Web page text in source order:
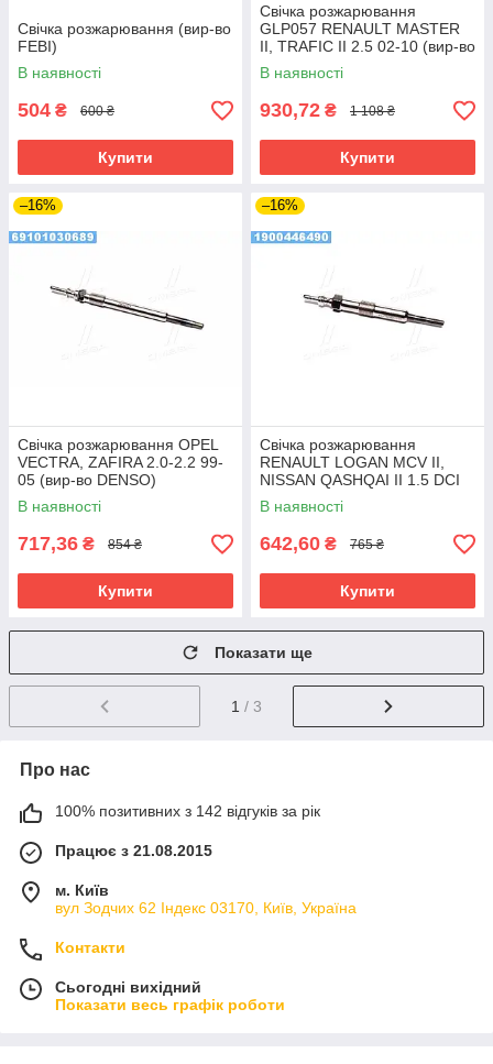
Свічка розжарювання (вир-во
FEBI)
В наявності
504 ₴ 600 ₴
Купити
Свічка розжарювання
GLP057 RENAULT MASTER
II, TRAFIC II 2.5 02-10 (вир-во
BOSCH)
В наявності
930,72 ₴ 1 108 ₴
Купити
–16%
Свічка розжарювання OPEL
VECTRA, ZAFIRA 2.0-2.2 99-
05 (вир-во DENSO)
В наявності
717,36 ₴ 854 ₴
Купити
–16%
Свічка розжарювання
RENAULT LOGAN MCV II,
NISSAN QASHQAI II 1.5 DCI
13- (вир-во FEBI)
В наявності
642,60 ₴ 765 ₴
Купити
Показати ще
1 / 3
Про нас
100% позитивних з 142 відгуків за рік
Працює з 21.08.2015
м. Київ
вул Зодчих 62 Індекс 03170, Київ, Україна
Контакти
Сьогодні вихідний
Показати весь графік роботи